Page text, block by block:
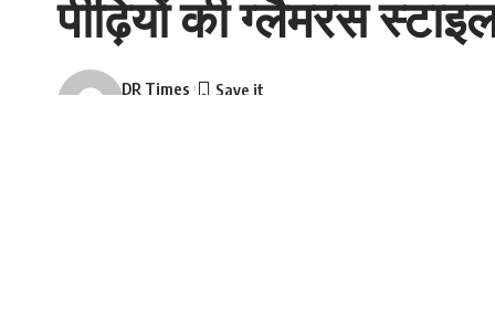
पीढ़ियों की ग्लैमरस
DR Times